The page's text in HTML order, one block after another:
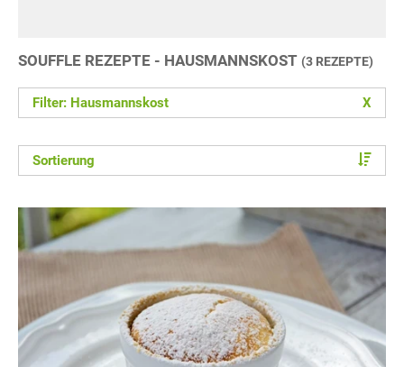
SOUFFLE REZEPTE - HAUSMANNSKOST (3 REZEPTE)
Filter: Hausmannskost X
Sortierung